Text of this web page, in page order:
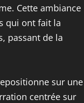
Cette ambiance
qui ont fait la
passant de la
sur une
centrée sur